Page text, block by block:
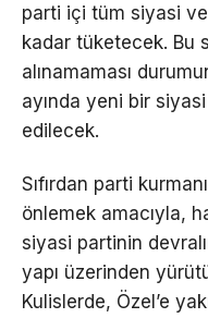
parti içi tüm siyasi
kadar tüketecek. Bu
alınamaması
ayında yeni bir
edilecek.
Sıfırdan parti
önlemek amacıyla,
siyasi partinin
yapı üzerinden
Kulislerde, Özel’e